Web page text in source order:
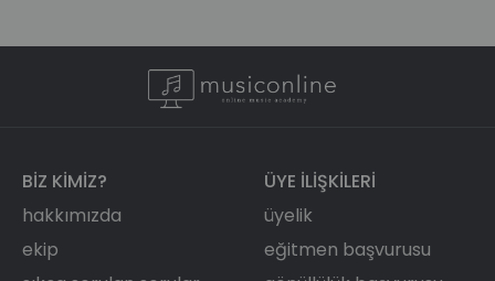
BIZ KIMIZ?
hakkımızda
ekip
ÜYE ILIŞKILERI
üyelik
eğitmen başvurusu